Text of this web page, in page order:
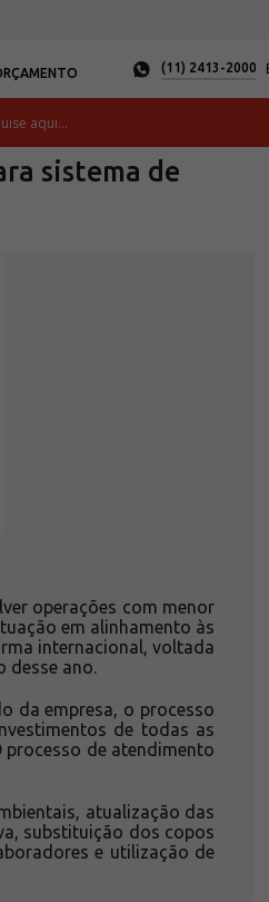
(11) 2413-2000
sistema de
operações com menor
em alinhamento às
internacional, voltada
desse ano.
da empresa, o processo
de todas as
processo de atendimento
atualização das
substituição dos copos
e utilização de